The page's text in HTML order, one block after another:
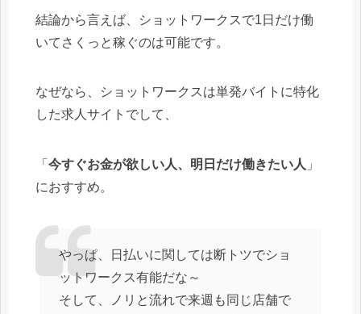
結論から言えば、ショットワークスで1日だけ働
いてさくっと稼ぐのは可能です。
なぜなら、ショットワークスは単発バイトに特化
した求人サイトでして、
「今すぐお金が欲しい人、明日だけ働きたい人 」
におすすめ。
やっぱ、日払いに関しては断トツでショ
ットワークス有能だな～
そして、ノリと流れで来週も同じ店舗で